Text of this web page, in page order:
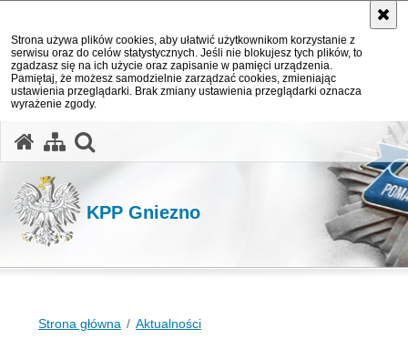
Strona używa plików cookies, aby ułatwić użytkownikom korzystanie z
serwisu oraz do celów statystycznych. Jeśli nie blokujesz tych plików, to
zgadzasz się na ich użycie oraz zapisanie w pamięci urządzenia.
Pamiętaj, że możesz samodzielnie zarządzać cookies, zmieniając
ustawienia przeglądarki. Brak zmiany ustawienia przeglądarki oznacza
wyrażenie zgody.
KPP Gniezno
Strona główna Aktualności